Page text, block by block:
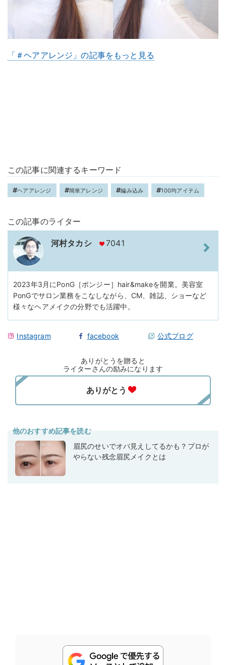
「＃ヘアアレンジ」の記事をもっと見る
この記事に関連するキーワード
ヘアアレンジ 簡単アレンジ 編み込み 100均アイテム
この記事のライター
河村タカシ 7041
2023年3月にPonG［ポンジー］hair&makeを開業。美容室
PonGでサロン業務をこなしながら、CM、雑誌、ショーなど
様々なヘアメイクの分野でも活躍中。
Instagram facebook 公式ブログ
ありがとうを贈ると
ライターさんの励みになります
他のおすすめ記事を読む
眉尻のせいでオバ見えしてるかも？プロが
やらない残念眉尻メイクとは